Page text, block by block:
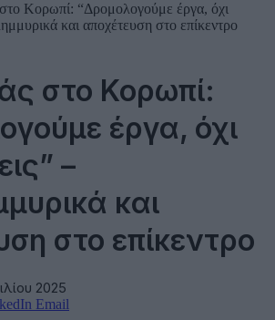
Κορωπί: “Δρομολογούμε έργα, όχι
και αποχέτευση στο επίκεντρο
στο Κορωπί:
έργα, όχι
–
και
στο επίκεντρο
2025
Email